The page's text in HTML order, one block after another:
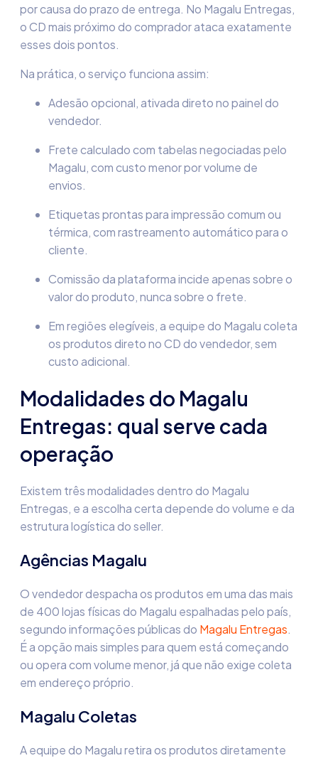
por causa do prazo de entrega. No Magalu Entregas,
o CD mais próximo do comprador ataca exatamente
esses dois pontos.
Na prática, o serviço funciona assim:
Adesão opcional, ativada direto no painel do
vendedor.
Frete calculado com tabelas negociadas pelo
Magalu, com custo menor por volume de
envios.
Etiquetas prontas para impressão comum ou
térmica, com rastreamento automático para o
cliente.
Comissão da plataforma incide apenas sobre o
valor do produto, nunca sobre o frete.
Em regiões elegíveis, a equipe do Magalu coleta
os produtos direto no CD do vendedor, sem
custo adicional.
Modalidades do Magalu
Entregas: qual serve cada
operação
Existem três modalidades dentro do Magalu
Entregas, e a escolha certa depende do volume e da
estrutura logística do seller.
Agências Magalu
O vendedor despacha os produtos em uma das mais
de 400 lojas físicas do Magalu espalhadas pelo país,
segundo informações públicas do Magalu Entregas.
É a opção mais simples para quem está começando
ou opera com volume menor, já que não exige coleta
em endereço próprio.
Magalu Coletas
A equipe do Magalu retira os produtos diretamente